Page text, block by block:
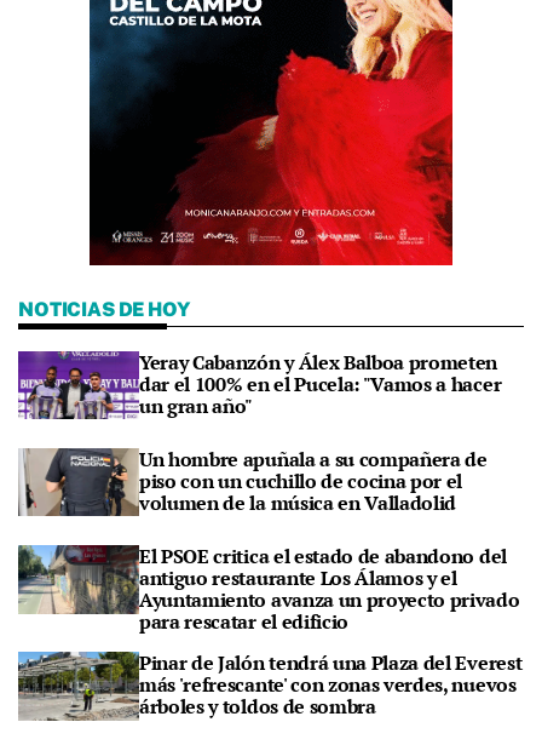
NOTICIAS DE HOY
Yeray Cabanzón y Álex Balboa prometen
dar el 100% en el Pucela: "Vamos a hacer
un gran año"
Un hombre apuñala a su compañera de
piso con un cuchillo de cocina por el
volumen de la música en Valladolid
El PSOE critica el estado de abandono del
antiguo restaurante Los Álamos y el
Ayuntamiento avanza un proyecto privado
para rescatar el edificio
Pinar de Jalón tendrá una Plaza del Everest
más 'refrescante' con zonas verdes, nuevos
árboles y toldos de sombra